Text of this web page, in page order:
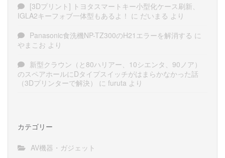
[3Dプリント] トヨタスマートキー小型化ケース刷新、
IGLA2キーフォブ一体型もあるよ！ に だいまる より
Panasonic食洗機NP-TZ300のH21エラーを解消する に
やまこお より
新型クラウン（と80ハリアー、10シエンタ、90ノア）
のスペアホールにDタイプスイッチがはまらかなかった話
（3Dプリンターで解決）
に furuta より
カテゴリー
AV機器・ガジェット